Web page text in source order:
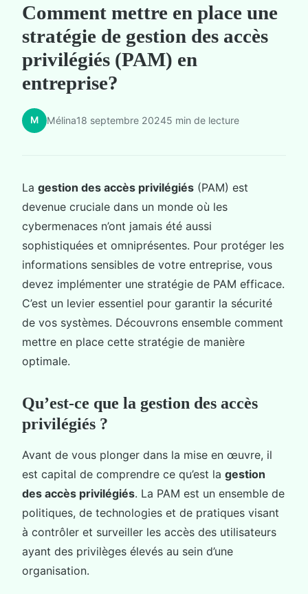
Comment mettre en place une
stratégie de gestion des accès
privilégiés (PAM) en
entreprise?
M Mélina18 septembre 20245 min de lecture
La gestion des accès privilégiés (PAM) est
devenue cruciale dans un monde où les
cybermenaces n’ont jamais été aussi
sophistiquées et omniprésentes. Pour protéger les
informations sensibles de votre entreprise, vous
devez implémenter une stratégie de PAM efficace.
C’est un levier essentiel pour garantir la sécurité
de vos systèmes. Découvrons ensemble comment
mettre en place cette stratégie de manière
optimale.
Qu’est-ce que la gestion des accès
privilégiés ?
Avant de vous plonger dans la mise en œuvre, il
est capital de comprendre ce qu’est la gestion
des accès privilégiés. La PAM est un ensemble de
politiques, de technologies et de pratiques visant
à contrôler et surveiller les accès des utilisateurs
ayant des privilèges élevés au sein d’une
organisation.